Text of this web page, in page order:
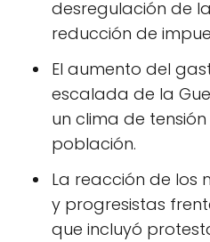
desregulación de
reducción de
El aumento del
escalada de la
un clima de
población.
La reacción de los
y progresistas
que incluyó